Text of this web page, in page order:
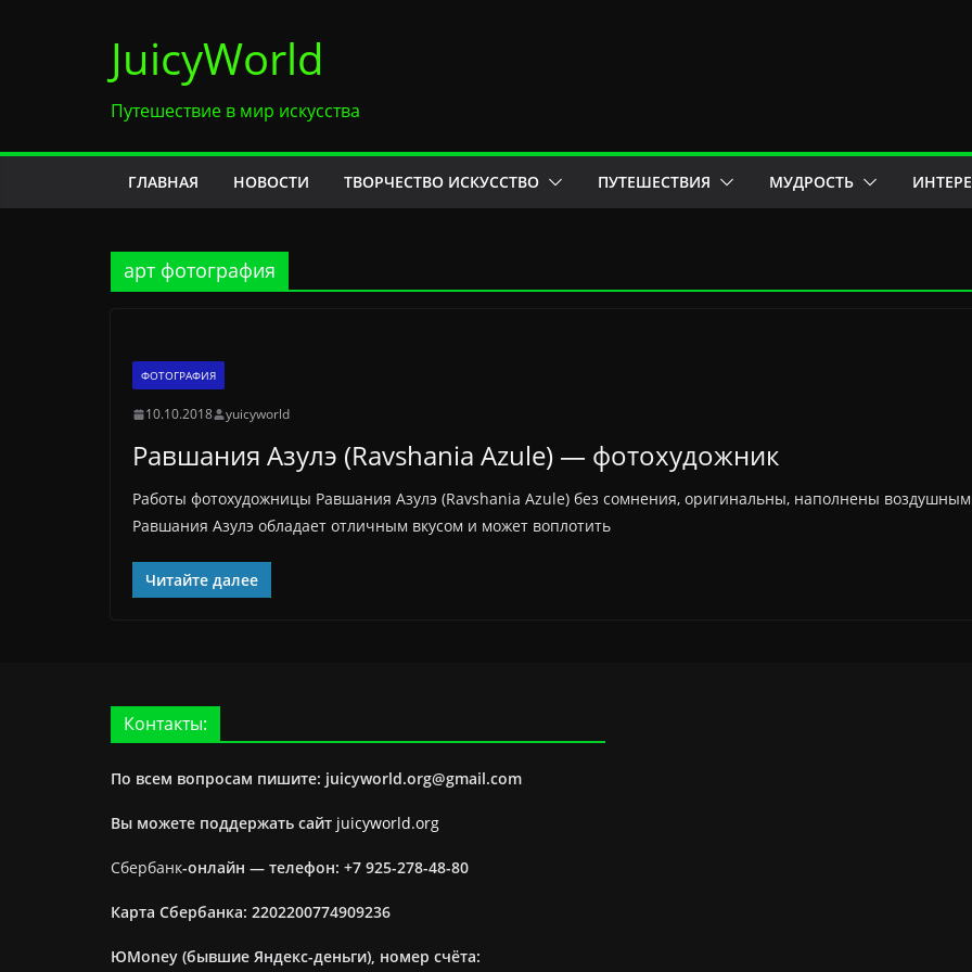
содержимомуJuicyWorld
Путешествие в мир искусства
ГЛАВНАЯ НОВОСТИ ТВОРЧЕСТВО ИСКУССТВО ПУТЕШЕСТВИЯ МУДРОСТЬ
арт фотография
ФОТОГРАФИЯ
10.10.2018 yuicyworld
Равшания Азулэ (Ravshania Azule) — фотохудожник
Работы фотохудожницы Равшания Азулэ (Ravshania Azule) без сомнения, оригинальны, наполнены
Равшания Азулэ обладает отличным вкусом и может воплотить
Читайте далее
Контакты:
По всем вопросам пишите: juicyworld.org@gmail.com
Вы можете поддержать сайт juicyworld.org
Сбербанк-онлайн — телефон: +7 925-278-48-80
Карта Сбербанка: 2202200774909236
ЮMoney (бывшие Яндекс-деньги), номер счёта: